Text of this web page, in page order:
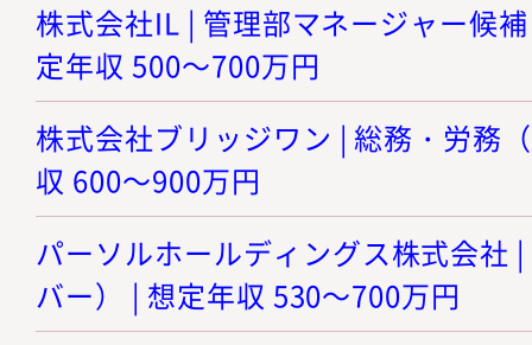
株式会社IL | 管理部マネージャー候
定年収 500～700万円
株式会社ブリッジワン | 総務・労務
収 600～900万円
パーソルホールディングス株式会社
バー） | 想定年収 530～700万円